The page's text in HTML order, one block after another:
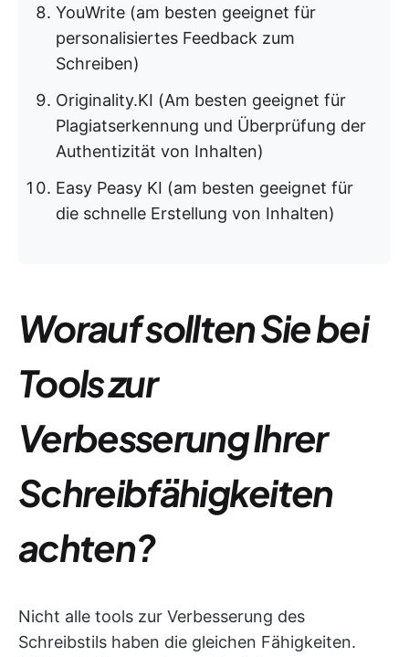
YouWrite (am besten geeignet für
personalisiertes Feedback zum
Schreiben)
Originality.KI (Am besten geeignet für
Plagiatserkennung und Überprüfung der
Authentizität von Inhalten)
Easy Peasy KI (am besten geeignet für
die schnelle Erstellung von Inhalten)
Worauf sollten Sie bei
Tools zur
Verbesserung Ihrer
Schreibfähigkeiten
achten?
Nicht alle tools zur Verbesserung des
Schreibstils haben die gleichen Fähigkeiten.